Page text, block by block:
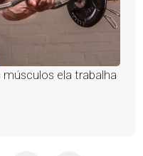
músculos ela trabalha